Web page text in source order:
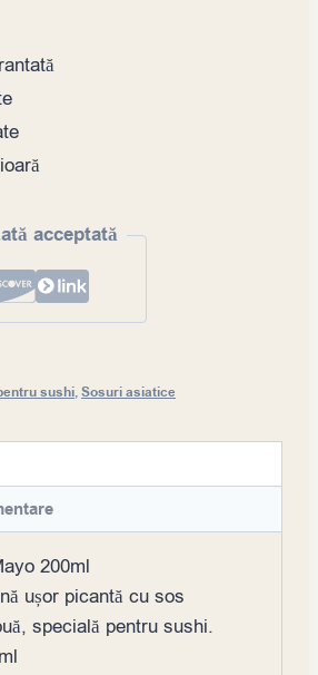
acceptată
sushi,Sosuri asiatice
200ml
ușor picantă cu sos
specială pentru sushi.